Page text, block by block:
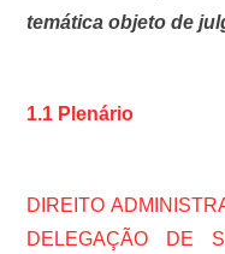
temática objeto de
1.1 Plenário
DIREITO
DELEGAÇÃO DE